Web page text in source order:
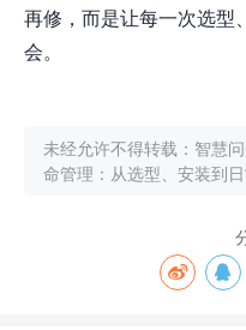
再修，而是让每一次选型
会。
未经允许不得转载： 智慧
命管理：从选型、安装到